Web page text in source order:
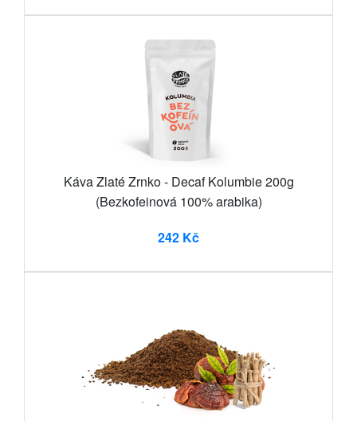
Káva Zlaté Zrnko - Decaf Kolumbie 200g
(Bezkofeinová 100% arabika)
242 Kč